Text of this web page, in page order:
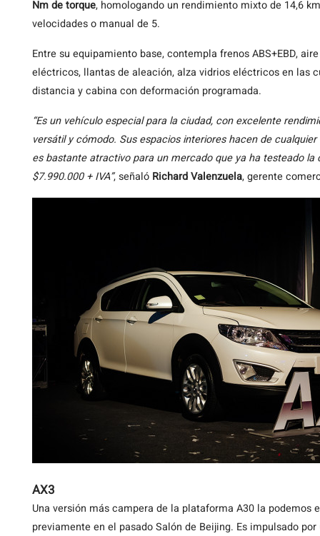
Nm de torque, homologando un rendimiento mixto de 14,6
velocidades o manual de 5.
Entre su equipamiento base, contempla frenos ABS+EBD,
eléctricos, llantas de aleación, alza vidrios eléctricos en las
distancia y cabina con deformación programada.
“Es un vehículo especial para la ciudad, con excelente
versátil y cómodo. Sus espacios interiores hacen de
es bastante atractivo para un mercado que ya ha testeado
$7.990.000 + IVA”, señaló Richard Valenzuela, gerente
AX3
Una versión más campera de la plataforma A30 la podemos
previamente en el pasado Salón de Beijing. Es impulsado